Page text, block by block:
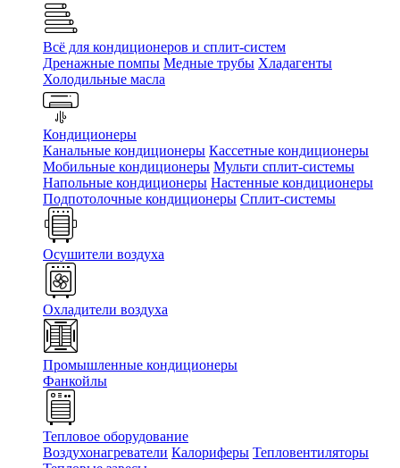
Всё для кондиционеров и сплит-систем
Дренажные помпы Медные трубы Хладагенты
Холодильные масла
Кондиционеры
Канальные кондиционеры Кассетные кондиционеры
Мобильные кондиционеры Мульти сплит-системы
Напольные кондиционеры Настенные кондиционеры
Подпотолочные кондиционеры Сплит-системы
Осушители воздуха
Охладители воздуха
Промышленные кондиционеры
Фанкойлы
Тепловое оборудование
Воздухонагреватели Калориферы Тепловентиляторы